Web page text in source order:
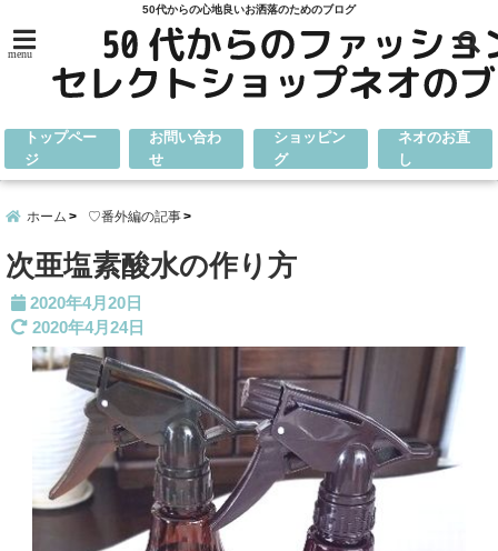
50代からの心地良いお洒落のためのブログ
menu
トップペー
ジ
お問い合わ
せ
ショッピン
グ
ネオのお直
し
ホーム ♡番外編の記事
次亜塩素酸水の作り方
2020年4月20日
2020年4月24日